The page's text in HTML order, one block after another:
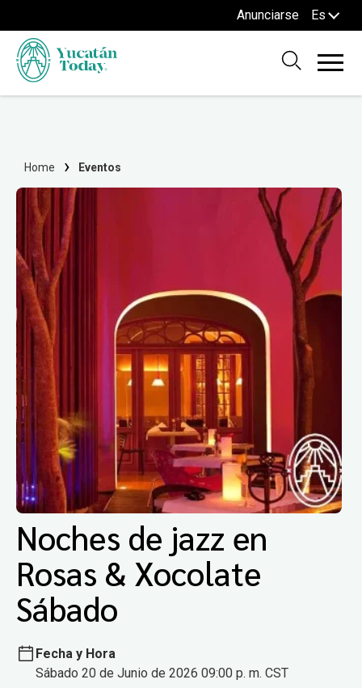
Anunciarse Es
Home Eventos
Noches de jazz en
Rosas & Xocolate
Sábado
Fecha y Hora
Sábado 20 de Junio de 2026 09:00 p. m. CST